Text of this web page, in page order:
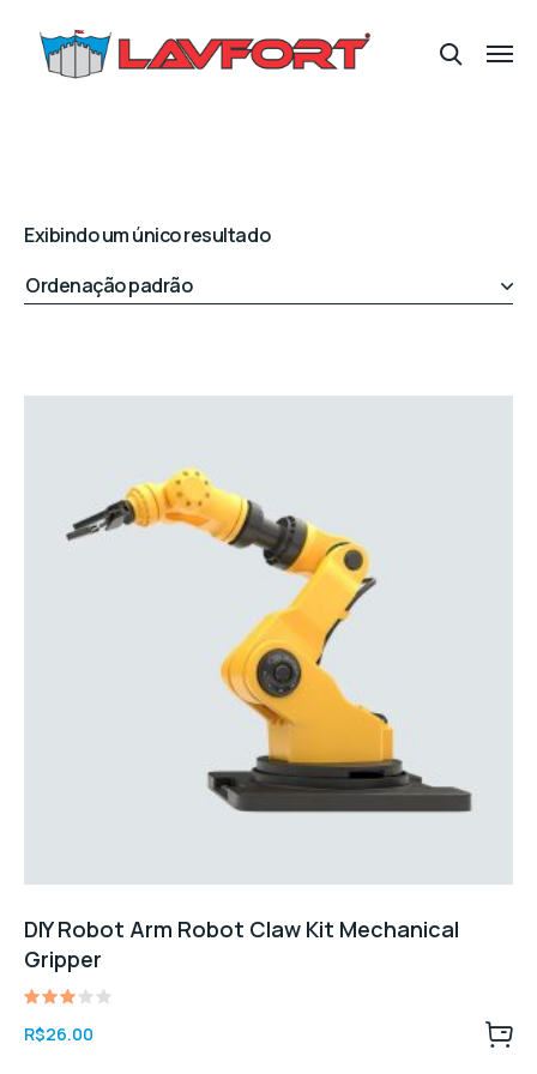
Exibindo um único resultado
DIY Robot Arm Robot Claw Kit Mechanical
Gripper
Avaliação
3.00
R$26.00